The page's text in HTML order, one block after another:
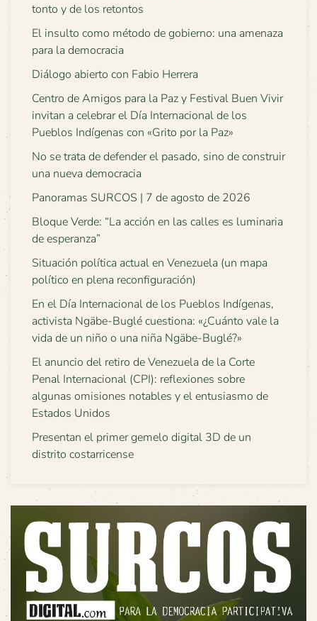
tonto y de los retontos
El insulto como método de gobierno: una amenaza
para la democracia
Diálogo abierto con Fabio Herrera
Centro de Amigos para la Paz y Festival Buen Vivir
invitan a celebrar el Día Internacional de los
Pueblos Indígenas con «Grito por la Paz»
No se trata de defender el pasado, sino de construir
una nueva democracia
Panoramas SURCOS | 7 de agosto de 2026
Bloque Verde: “La acción en las calles es luminaria
de esperanza”
Situación política actual en Venezuela (un mapa
político en plena reconfiguración)
En el Día Internacional de los Pueblos Indígenas,
activista Ngäbe-Buglé cuestiona: «¿Cuánto vale la
vida de un niño o una niña Ngäbe-Buglé?»
El anuncio del retiro de Venezuela de la Corte
Penal Internacional (CPI): reflexiones sobre
algunas omisiones notables y el entusiasmo de
Estados Unidos
Presentan el primer gemelo digital 3D de un
distrito costarricense